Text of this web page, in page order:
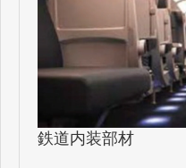
鉄道内装部材